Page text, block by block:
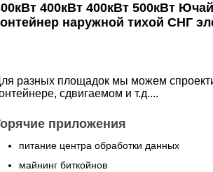
400кВт 400кВт 500кВт
наружной тихой СНГ
разных площадок мы можем
сдвигаемом и т.д....
приложения
питание центра обработки данных
майнинг биткойнов